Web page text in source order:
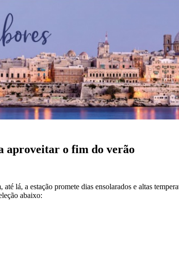
aproveitar o fim do verão
lá, a estação promete dias ensolarados e altas
abaixo: